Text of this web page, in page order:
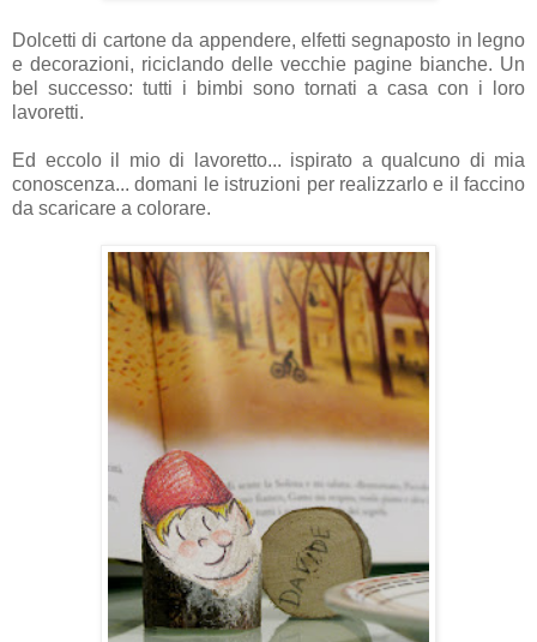
Dolcetti di cartone da appendere, elfetti segnaposto in legno
e decorazioni, riciclando delle vecchie pagine bianche. Un
bel successo: tutti i bimbi sono tornati a casa con i loro
lavoretti.
Ed eccolo il mio di lavoretto... ispirato a qualcuno di mia
conoscenza... domani le istruzioni per realizzarlo e il faccino
da scaricare a colorare.